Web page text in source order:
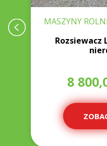
MASZYNY
Rozsiewacz
8